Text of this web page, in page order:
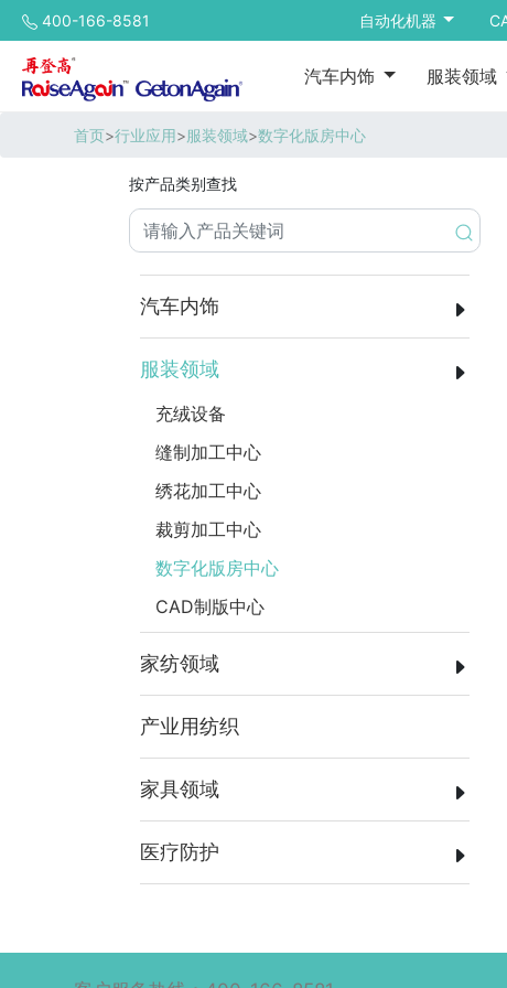
400-166-8581 自动化机器
汽车内饰 服装领域
首页>行业应用>服装领域>数字化版房中心
按产品类别查找
汽车内饰
服装领域
充绒设备
缝制加工中心
绣花加工中心
裁剪加工中心
数字化版房中心
CAD制版中心
家纺领域
产业用纺织
家具领域
医疗防护